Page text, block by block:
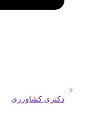
دکتری کشاورزی